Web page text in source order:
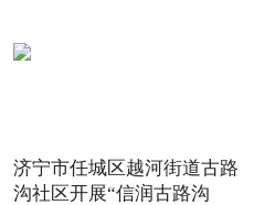
济宁市任城区越河街道古路
沟社区开展“信润古路沟